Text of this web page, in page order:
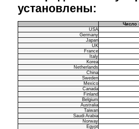
установлены:
Число
USA
Germany
Japan
UK
France
Italy
Korea
Netherlands
China
Sweden
Mexico
Canada
Finland
Belgium
Australia
Taiwan
Saudi Arabia
Norway
Egypt